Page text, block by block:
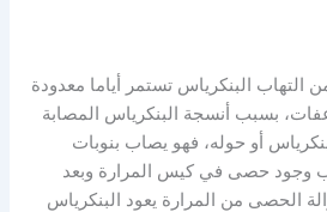
التهاب البنكرياس تستمر أياما معدودة
بسبب أنسجة البنكرياس المصابة
أو حوله، فهو يصاب بنوبات
وجود حصى في كيس المرارة وبعد
الحصى من المرارة يعود البنكرياس